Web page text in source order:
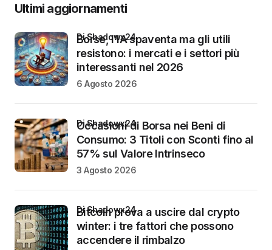
Ultimi aggiornamenti
Borse, l’IA spaventa ma gli utili
resistono: i mercati e i settori più
interessanti nel 2026
di Shadowx24
6 Agosto 2026
Occasioni di Borsa nei Beni di
Consumo: 3 Titoli con Sconti fino al
57% sul Valore Intrinseco
di Shadowx24
3 Agosto 2026
Bitcoin prova a uscire dal crypto
winter: i tre fattori che possono
accendere il rimbalzo
di Shadowx24